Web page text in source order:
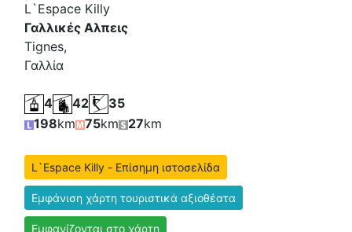
L`Espace Killy
Γαλλικές Αλπεις
Tignes,
Γαλλία
4 42
35
198km 75km 27km
L`Espace Killy - Επίσημη ιστοσελίδα
Εμφάνιση χάρτη τουριστικά αξιοθέατα
Εμφανίζονται στο χάρτη